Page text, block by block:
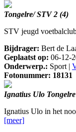
Tongelre/ STV 2 (4)
STV jeugd
Bijdrager: Bert de
Geplaatst op: 06-12-
Onderwerp.: Sport |
Fotonummer: 18131
Ignatius Ulo Tongelre
Ignatius Ulo in het
[meer]